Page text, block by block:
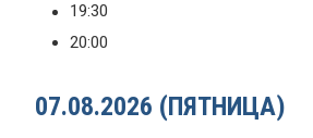
19:30
20:00
07.08.2026 (ПЯТНИЦА)